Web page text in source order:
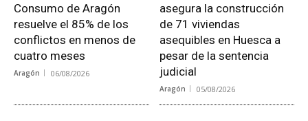
Consumo de Aragón
resuelve el 85% de los
conflictos en menos de
cuatro meses
Aragón 06/08/2026
asegura la construcción
de 71 viviendas
asequibles en Huesca a
pesar de la sentencia
judicial
Aragón 05/08/2026